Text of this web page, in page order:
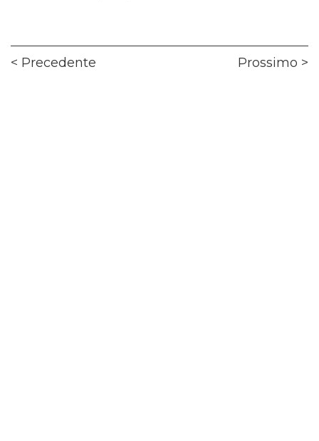
Navigazione
Precedente Prossimo